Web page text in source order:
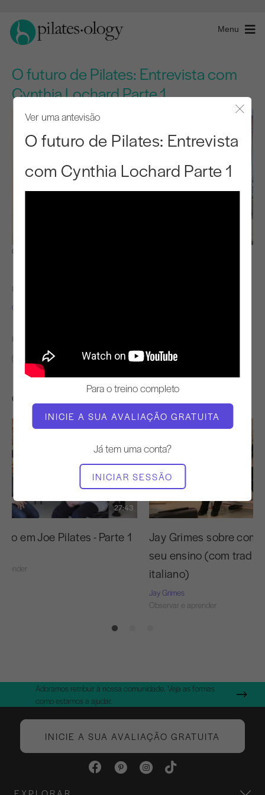
Menu
O futuro de Pilates: Entrevista com
Cynthia Lochard Parte 1
Ver uma antevisão
O futuro de Pilates: Entrevista
com Cynthia Lochard Parte 1
Para o treino completo
INICIE A SUA AVALIAÇÃO GRATUITA
Já tem uma conta?
INICIAR SESSÃO
Observar e aprender
PROFESSOR
Cynthia Lochard
ENCONTRAR AULAS SEMELHANTES PARA
30 - 40 min
Outros exercícios de que poderá gostar
27:43
em Joe Pilates - Parte 1
Jay Grimes sobre
seu ensino (com
italiano)
Jay Grimes
Observar e aprender
Adoramos retribuir à nossa comunidade. Veja as formas
como estamos a ajudar.
INICIE A SUA AVALIAÇÃO GRATUITA